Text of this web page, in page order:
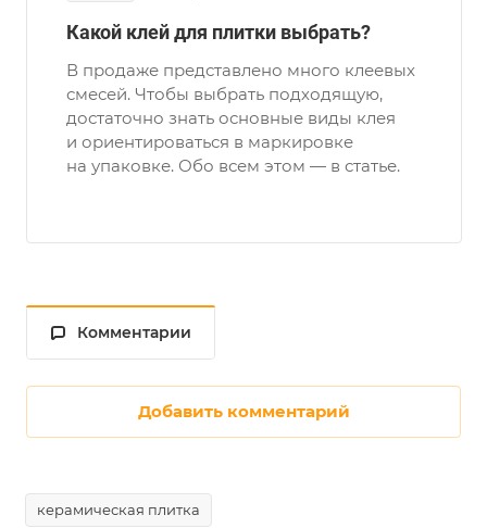
Какой клей для плитки выбрать?
В продаже представлено много клеевых
смесей. Чтобы выбрать подходящую,
достаточно знать основные виды клея
и ориентироваться в маркировке
на упаковке. Обо всем этом — в статье.
Комментарии
Добавить комментарий
керамическая плитка